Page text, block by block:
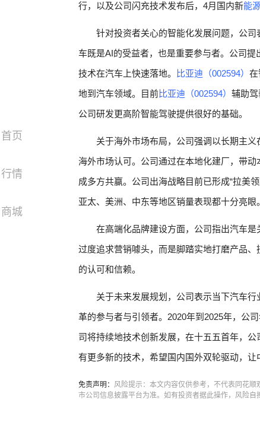
首页
行情
商城
行，以及公司闪充技术发布后，4月国内新能
针对投资者关心的智能化发展问题，公司
车既是AI的受益者，也是重要参与者。公司
技术在汽车上快速落地。
比亚迪（002594） 在
地到汽车领域。目前比亚迪（002594） 辅助
公司研发更高阶智能驾驶提供很好的基础。
关于海外市场布局，公司强调以长期主
海外市场认可。公司通过在本地化建厂，带
成多方共赢。公司出海战略目前已形成“拉美
亚太、美洲、中东等地区销量表现都十分亮眼。
在高端化品牌建设方面，公司指出汽车
过度追求营销噱头，而是脚踏实地打磨产品
的认可和信赖。
关于未来发展规划，公司表示当下汽车行
革的参与者与引领者。2020年到2025年，公
司将持续地技术创新发展，在十五五首年，
有更多新的技术，希望国内国外双轮驱动，让
免责声明： 风险提示：本文内容仅供参考，不代表同花
市公司信息披露平台为准。如有投资者据此操作，风险自